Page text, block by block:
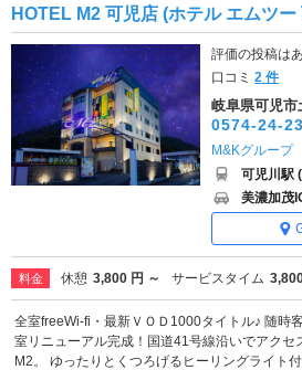
HOTEL M2 可児店 (ホテル エムツー
評価の投稿は
口コミ2 件
岐阜県可児市
0574-24-
M&Kグループ
可児川駅
美濃加茂
料金 休憩 3,800 円 ～ サービスタイム
全室freeWi-fi・最新ＶＯＤ1000タイトル♪ 随時
室リニューアル完成！国道41号線沿いでアクセ
M2。 ゆったりとくつろげるヒーリングライト